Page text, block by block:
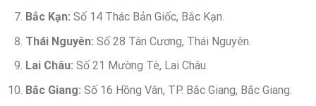
Bắc Kạn: Số 14 Thác Bản Giốc, Bắc Kạn.
Thái Nguyên: Số 28 Tân Cương, Thái Nguyên.
Lai Châu: Số 21 Mường Tè, Lai Châu.
Bắc Giang: Số 16 Hồng Vân, TP. Bắc Giang, Bắc Giang.